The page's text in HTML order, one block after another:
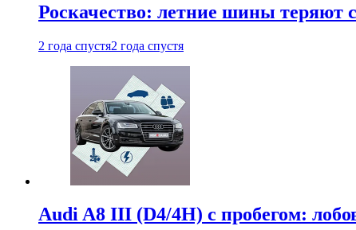
Роскачество: летние шины теряют
2 года спустя2 года спустя
Audi A8 III (D4/4H) c пробегом: